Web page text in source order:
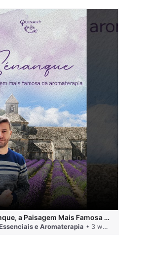
QUINARÍ - Sénanque, a Paisagem Mais Famosa da Aromaterapia
e Aromaterapia • 3 weeks ago